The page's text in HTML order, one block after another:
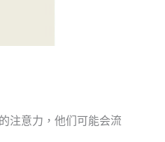
注意力，他们可能会流